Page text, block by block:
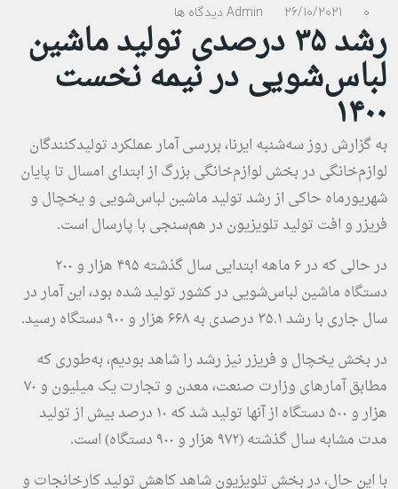
Admin 26/10/2021 0 دیدگاه ها
رشد ۳۵ درصدی تولید ماشین
لباس‌شویی در نیمه نخست
۱۴۰۰
به گزارش روز سه‌شنبه ایرنا، بررسی آمار عملکرد تولیدکنندگان
لوازم‌خانگی در بخش لوازم‌خانگی بزرگ از ابتدای امسال تا پایان
شهریورماه حاکی از رشد تولید ماشین لباس‌شویی و یخچال و
فریزر و افت تولید تلویزیون در هم‌سنجی با پارسال است.
در حالی که در ۶ ماهه ابتدایی سال گذشته ۴۹۵ هزار و ۲۰۰
دستگاه ماشین لباس‌شویی در کشور تولید شده بود، این آمار در
سال جاری با رشد ۳۵.۱ درصدی به ۶۶۸ هزار و ۹۰۰ دستگاه رسید.
در بخش یخچال و فریزر نیز رشد را شاهد بودیم، به‌طوری که
مطابق آمارهای وزارت صنعت، معدن و تجارت یک میلیون و ۷۰
هزار و ۵۰۰ دستگاه از آنها تولید شد که ۱۰ درصد بیش از تولید
مدت مشابه سال گذشته (۹۷۲ هزار و ۹۰۰ دستگاه) ‌است.
با این حال، در بخش تلویزیون شاهد کاهش تولید کارخانجات و